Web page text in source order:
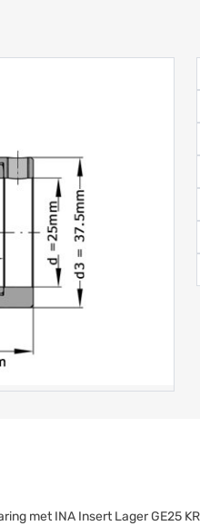
met INA Insert Lager GE25